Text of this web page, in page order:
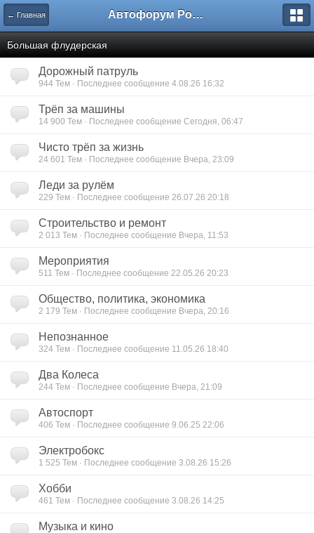
← Главная Автофорум Ростова-на-Дону
Большая флудерская
Дорожный патруль
944 Тем · Последнее сообщение 4.08.26 16:32
Трёп за машины
14 900 Тем · Последнее сообщение Сегодня, 06:47
Чисто трёп за жизнь
24 601 Тем · Последнее сообщение Вчера, 23:09
Леди за рулём
229 Тем · Последнее сообщение 26.07.26 20:18
Строительство и ремонт
2 013 Тем · Последнее сообщение Вчера, 11:53
Мероприятия
511 Тем · Последнее сообщение 22.05.26 20:23
Общество, политика, экономика
2 179 Тем · Последнее сообщение Вчера, 20:16
Непознанное
324 Тем · Последнее сообщение 11.05.26 18:40
Два Колеса
244 Тем · Последнее сообщение Вчера, 21:09
Автоспорт
406 Тем · Последнее сообщение 9.06.25 22:06
Электробокс
1 525 Тем · Последнее сообщение 3.08.26 15:26
Хобби
461 Тем · Последнее сообщение 3.08.26 14:25
Музыка и кино